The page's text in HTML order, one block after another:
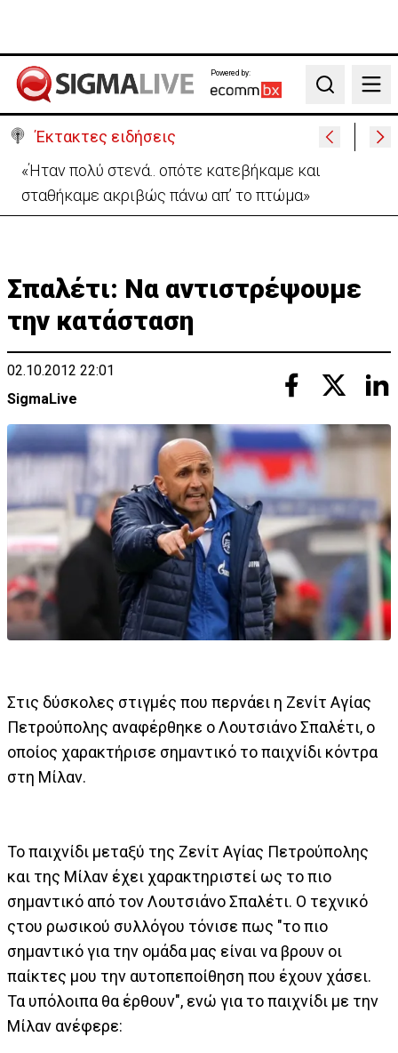
Powered by:
Search
Έκτακτες ειδήσεις
«Ήταν πολύ στενά.. οπότε κατεβήκαμε και
σταθήκαμε ακριβώς πάνω απ’ το πτώμα»
Σπαλέτι: Να αντιστρέψουμε
την κατάσταση
02.10.2012 22:01
SigmaLive
Στις δύσκολες στιγμές που περνάει η Ζενίτ Αγίας
Πετρούπολης αναφέρθηκε ο Λουτσιάνο Σπαλέτι, ο
οποίος χαρακτήρισε σημαντικό το παιχνίδι κόντρα
στη Μίλαν.
Το παιχνίδι μεταξύ της Ζενίτ Αγίας Πετρούπολης
και της Μίλαν έχει χαρακτηριστεί ως το πιο
σημαντικό από τον Λουτσιάνο Σπαλέτι. Ο τεχνικό
ςτου ρωσικού συλλόγου τόνισε πως "το πιο
σημαντικό για την ομάδα μας είναι να βρουν οι
παίκτες μου την αυτοπεποίθηση που έχουν χάσει.
Τα υπόλοιπα θα έρθουν", ενώ για το παιχνίδι με την
Μίλαν ανέφερε: